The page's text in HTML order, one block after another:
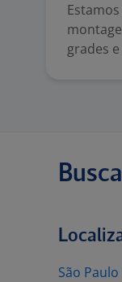
grades
São Paulo